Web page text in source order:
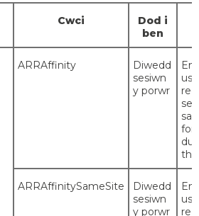
Cwci
Dod i
ben
ARRAffinity
Diwedd
sesiwn
y porwr
for
the
ARRAffinitySameSite
Diwedd
sesiwn
y porwr